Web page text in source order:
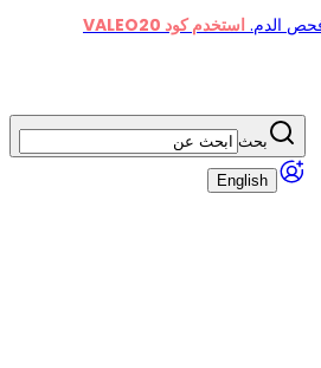
استخدم كود VALEO20
بحث
English